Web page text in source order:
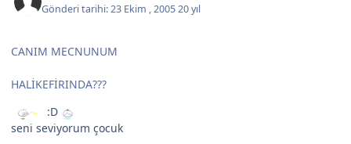
Gönderi tarihi:23 Ekim , 200520 yıl
CANIM MECNUNUM
HALİKEFİRINDA???
:D
seni seviyorum çocuk